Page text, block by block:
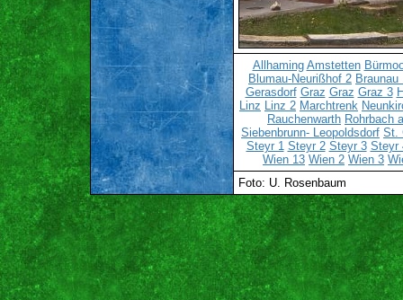
Allhaming Amstetten
Blumau-Neurißhof 2 Braunau
Gerasdorf Graz Graz Graz 3
Linz Linz 2 Marchtrenk
Rauchenwarth Rohrbach
Siebenbrunn- Leopoldsdorf St.
Steyr 1 Steyr 2 Steyr 3 Steyr
Wien 13 Wien 2 Wien 3
Foto: U. Rosenbaum